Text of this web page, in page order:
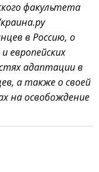
факультета
в Россию, о
европейских
адаптации в
а также о своей
на освобождение